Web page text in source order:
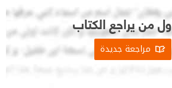
من يراجع الكتاب
مراجعة جديدة